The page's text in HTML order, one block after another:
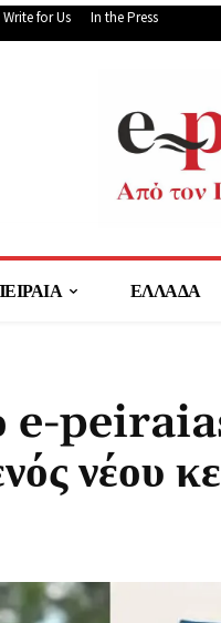
Write for Us In the Press
ΕΛΛΑΔΑ
e-
νέου